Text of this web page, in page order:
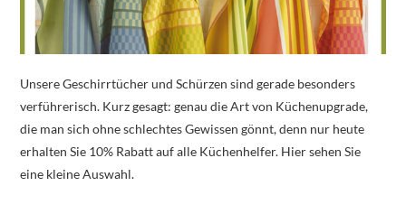
Unsere Geschirrtücher und Schürzen sind gerade besonders
verführerisch. Kurz gesagt: genau die Art von Küchenupgrade,
die man sich ohne schlechtes Gewissen gönnt, denn nur heute
erhalten Sie 10% Rabatt auf alle Küchenhelfer. Hier sehen Sie
eine kleine Auswahl.